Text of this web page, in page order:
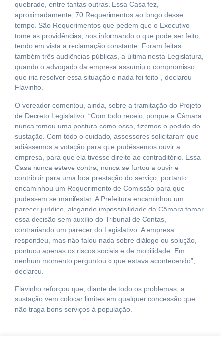
quebrado, entre tantas outras. Essa Casa fez,
aproximadamente, 70 Requerimentos ao longo desse
tempo. São Requerimentos que pedem que o Executivo
tome as providências, nos informando o que pode ser feito,
tendo em vista a reclamação constante. Foram feitas
também três audiências públicas, a última nesta Legislatura,
quando o advogado da empresa assumiu o compromisso
que iria resolver essa situação e nada foi feito”, declarou
Flavinho.
O vereador comentou, ainda, sobre a tramitação do Projeto
de Decreto Legislativo. “Com todo receio, porque a Câmara
nunca tomou uma postura como essa, fizemos o pedido de
sustação. Com todo o cuidado, assessores solicitaram que
adiássemos a votação para que pudéssemos ouvir a
empresa, para que ela tivesse direito ao contraditório. Essa
Casa nunca esteve contra, nunca se furtou a ouvir e
contribuir para uma boa prestação do serviço, portanto
encaminhou um Requerimento de Comissão para que
pudessem se manifestar. A Prefeitura encaminhou um
parecer jurídico, alegando impossibilidade da Câmara tomar
essa decisão sem auxílio do Tribunal de Contas,
contrariando um parecer do Legislativo. A empresa
respondeu, mas não falou nada sobre diálogo ou solução,
pontuou apenas os riscos sociais e de mobilidade. Em
nenhum momento perguntou o que estava acontecendo”,
declarou.
Flavinho reforçou que, diante de todo os problemas, a
sustação vem colocar limites em qualquer concessão que
não traga bons serviços à população.